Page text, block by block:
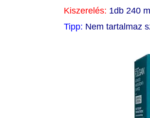
Kiszerelés: 1db 240
Tipp: Nem tartalmaz